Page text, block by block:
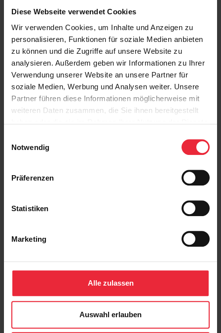
Diese Webseite verwendet Cookies
Wir verwenden Cookies, um Inhalte und Anzeigen zu
personalisieren, Funktionen für soziale Medien anbieten
zu können und die Zugriffe auf unsere Website zu
analysieren. Außerdem geben wir Informationen zu Ihrer
Verwendung unserer Website an unsere Partner für
soziale Medien, Werbung und Analysen weiter. Unsere
Partner führen diese Informationen möglicherweise mit
weiteren Daten zusammen, die Sie ihnen bereitgestellt
Notwendig
Präferenzen
Statistiken
Marketing
Alle zulassen
Auswahl erlauben
Neues & Presse
Impressum
Datenschutz